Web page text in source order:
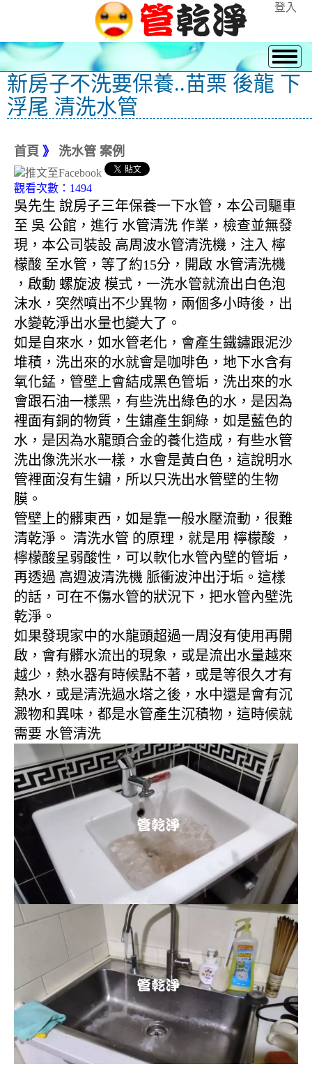
登入
新房子不洗要保養..苗栗 後龍 下
浮尾 清洗水管
首頁 》 洗水管 案例
觀看次數：1494
吳先生 說房子三年保養一下水管，本公司驅車
至 吳 公館，進行 水管清洗 作業，檢查並無發
現，本公司裝設 高周波水管清洗機，注入 檸
檬酸 至水管，等了約15分，開啟 水管清洗機
，啟動 螺旋波 模式，一洗水管就流出白色泡
沫水，突然噴出不少異物，兩個多小時後，出
水變乾淨出水量也變大了。
如是自來水，如水管老化，會產生鐵鏽跟泥沙
堆積，洗出來的水就會是咖啡色，地下水含有
氧化錳，管壁上會結成黑色管垢，洗出來的水
會跟石油一樣黑，有些洗出綠色的水，是因為
裡面有銅的物質，生鏽產生銅綠，如是藍色的
水，是因為水龍頭合金的養化造成，有些水管
洗出像洗米水一樣，水會是黃白色，這說明水
管裡面沒有生鏽，所以只洗出水管壁的生物
膜。
管壁上的髒東西，如是靠一般水壓流動，很難
清乾淨。 清洗水管 的原理，就是用 檸檬酸 ，
檸檬酸呈弱酸性，可以軟化水管內壁的管垢，
再透過 高週波清洗機 脈衝波沖出汙垢。這樣
的話，可在不傷水管的狀況下，把水管內壁洗
乾淨。
如果發現家中的水龍頭超過一周沒有使用再開
啟，會有髒水流出的現象，或是流出水量越來
越少，熱水器有時候點不著，或是等很久才有
熱水，或是清洗過水塔之後，水中還是會有沉
澱物和異味，都是水管產生沉積物，這時候就
需要 水管清洗